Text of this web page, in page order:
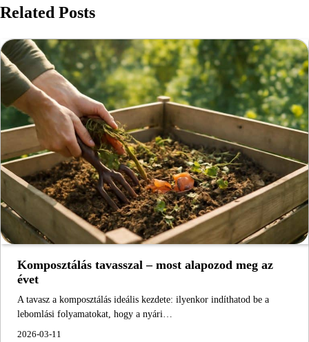
Related Posts
Komposztálás tavasszal – most alapozod meg az
évet
A tavasz a komposztálás ideális kezdete: ilyenkor indíthatod be a
lebomlási folyamatokat, hogy a nyári…
2026-03-11